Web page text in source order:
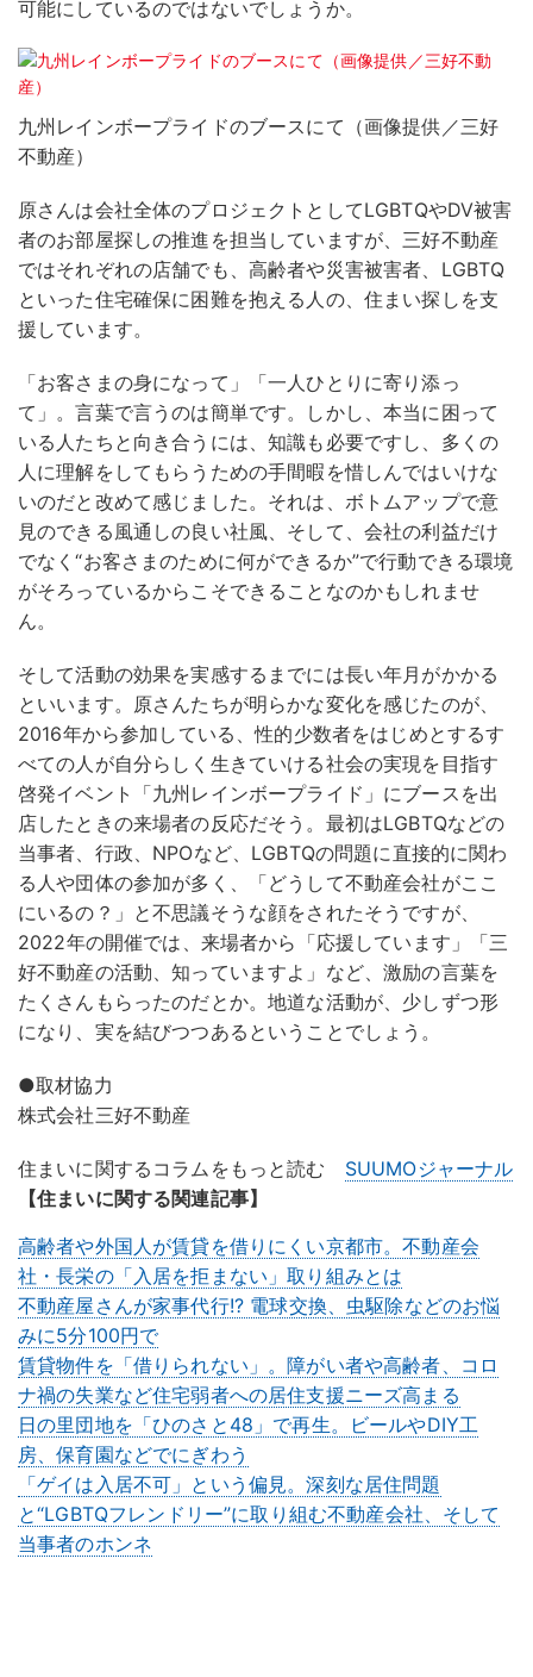
可能にしているのではないでしょうか。
九州レインボープライドのブースにて（画像提供／三好
不動産）
原さんは会社全体のプロジェクトとしてLGBTQやDV被害
者のお部屋探しの推進を担当していますが、三好不動産
ではそれぞれの店舗でも、高齢者や災害被害者、LGBTQ
といった住宅確保に困難を抱える人の、住まい探しを支
援しています。
「お客さまの身になって」「一人ひとりに寄り添っ
て」。言葉で言うのは簡単です。しかし、本当に困って
いる人たちと向き合うには、知識も必要ですし、多くの
人に理解をしてもらうための手間暇を惜しんではいけな
いのだと改めて感じました。それは、ボトムアップで意
見のできる風通しの良い社風、そして、会社の利益だけ
でなく“お客さまのために何ができるか”で行動できる環境
がそろっているからこそできることなのかもしれませ
ん。
そして活動の効果を実感するまでには長い年月がかかる
といいます。原さんたちが明らかな変化を感じたのが、
2016年から参加している、性的少数者をはじめとするす
べての人が自分らしく生きていける社会の実現を目指す
啓発イベント「九州レインボープライド」にブースを出
店したときの来場者の反応だそう。最初はLGBTQなどの
当事者、行政、NPOなど、LGBTQの問題に直接的に関わ
る人や団体の参加が多く、「どうして不動産会社がここ
にいるの？」と不思議そうな顔をされたそうですが、
2022年の開催では、来場者から「応援しています」「三
好不動産の活動、知っていますよ」など、激励の言葉を
たくさんもらったのだとか。地道な活動が、少しずつ形
になり、実を結びつつあるということでしょう。
●取材協力
株式会社三好不動産
住まいに関するコラムをもっと読む SUUMOジャーナル
【住まいに関する関連記事】
高齢者や外国人が賃貸を借りにくい京都市。不動産会
社・長栄の「入居を拒まない」取り組みとは
不動産屋さんが家事代行!? 電球交換、虫駆除などのお悩
みに5分100円で
賃貸物件を「借りられない」。障がい者や高齢者、コロ
ナ禍の失業など住宅弱者への居住支援ニーズ高まる
日の里団地を「ひのさと48」で再生。ビールやDIY工
房、保育園などでにぎわう
「ゲイは入居不可」という偏見。深刻な居住問題
と“LGBTQフレンドリー”に取り組む不動産会社、そして
当事者のホンネ